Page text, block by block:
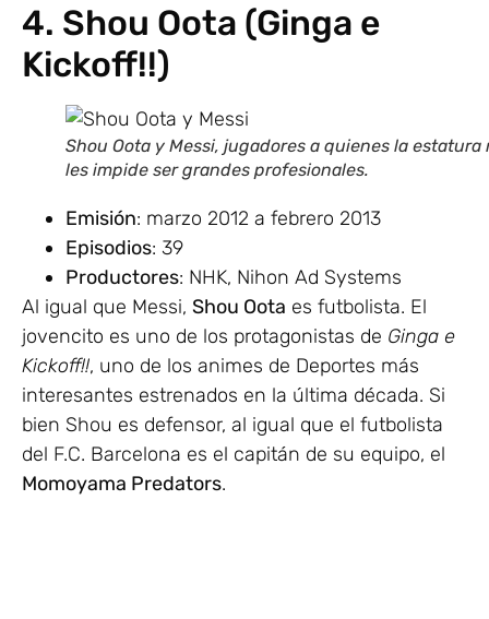
4. Shou Oota (Ginga e
Kickoff!!)
Shou Oota y Messi, jugadores a quienes la estatura
les impide ser grandes profesionales.
Emisión: marzo 2012 a febrero 2013
Episodios: 39
Productores: NHK, Nihon Ad Systems
Al igual que Messi, Shou Oota es futbolista. El
jovencito es uno de los protagonistas de Ginga e
Kickoff!!, uno de los animes de Deportes más
interesantes estrenados en la última década. Si
bien Shou es defensor, al igual que el futbolista
del F.C. Barcelona es el capitán de su equipo, el
Momoyama Predators.